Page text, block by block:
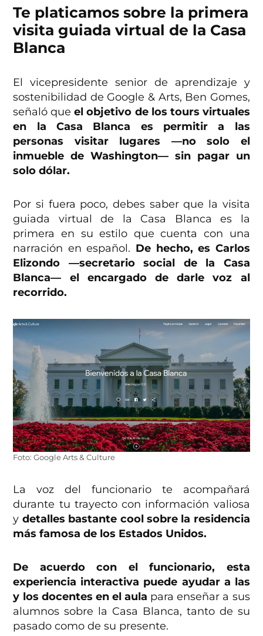
Te platicamos sobre la primera
visita guiada virtual de la Casa
Blanca
El vicepresidente senior de aprendizaje y
sostenibilidad de Google & Arts, Ben Gomes,
señaló que el objetivo de los tours virtuales
en la Casa Blanca es permitir a las
personas visitar lugares —no solo el
inmueble de Washington— sin pagar un
solo dólar.
Por si fuera poco, debes saber que la visita
guiada virtual de la Casa Blanca es la
primera en su estilo que cuenta con una
narración en español. De hecho, es Carlos
Elizondo —secretario social de la Casa
Blanca— el encargado de darle voz al
recorrido.
Foto: Google Arts & Culture
La voz del funcionario te acompañará
durante tu trayecto con información valiosa
y detalles bastante cool sobre la residencia
más famosa de los Estados Unidos.
De acuerdo con el funcionario, esta
experiencia interactiva puede ayudar a las
y los docentes en el aula para enseñar a sus
alumnos sobre la Casa Blanca, tanto de su
pasado como de su presente.